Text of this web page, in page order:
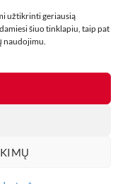
užtikrinti geriausią
šiuo tinklapiu, taip pat
naudojimu.
TINKLARAŠTIS